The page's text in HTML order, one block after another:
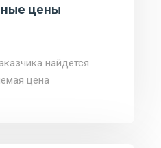
цены
найдется
цена